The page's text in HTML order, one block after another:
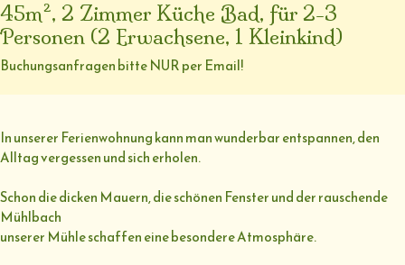
45m², 2 Zimmer Küche Bad, für 2-3
Personen (2 Erwachsene, 1 Kleinkind)
Buchungsanfragen bitte NUR per Email!
In unserer Ferienwohnung kann man wunderbar entspannen, den
Alltag vergessen und sich erholen.
Schon die dicken Mauern, die schönen Fenster und der rauschende
Mühlbach
unserer Mühle schaffen eine besondere Atmosphäre.